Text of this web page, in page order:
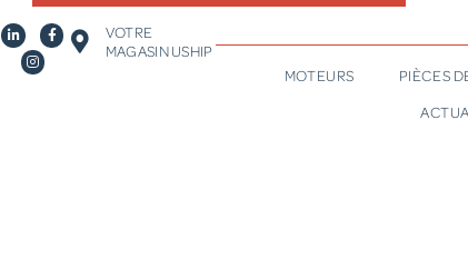
VOTRE
MAGASIN USHIP
MOTEURS
PIÈCES